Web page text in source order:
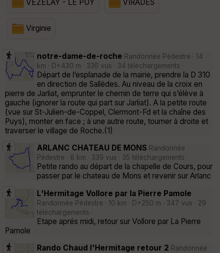
VEZELAY - LE PUY VIRADES
Virginie
notre-dame-de-roche Randonnée Pédestre · 14
km · D+430 m · 336 vus · 34 téléchargements ·
Départ de l’esplanade de la mairie, prendre la D 310
en direction de Sallèdes. Au niveau de la croix en
pierre de Jarliat, emprunter le chemin de terre qui s’élève à
gauche (ignorer la route qui part sur Jarliat). A la petite route
(vue sur St-Julien-de-Coppel, Clermont-Fd et la chaîne des
Puys), monter en face ; à une autre route, tourner à droite et
traverser le village de Roche.(1)
ARLANC CHATEAU DE MONS Randonnée
Pédestre · 8 km · 339 vus · 35 téléchargements ·
Petite rando au départ de la chapelle de Cours, pour
passer par le chateau de Mons et revenir sur Arlanc
L'Hermitage Vollore par la Pierre Pamole
Randonnée Pédestre · 10 km · D+250 m · 347 vus · 29
téléchargements ·
Etape aprés midi, retour sur Vollore par La Pierre
Pamole
Rando Chaud l'Hermitage retour 2 Randonnée